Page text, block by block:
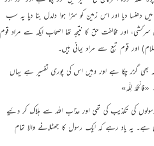
دھنسا دیا اور اس زمین کو سڑا ہوا دلدل بنا دیا یہ سب
اور مخالفت حق کا نتیجہ تھا اصحاب ایکہ سے مراد قوم
اور قوم تبع سے مراد یمانی ہیں۔
بھی گزر چکا ہے اور وہیں اس کی پوری تفسیر ہے یہاں
«فالْحَمْدُ لِلَّـه»
کی تکذیب کی تھی اور عذاب اللہ سے ہلاک کر دئیے
ہے۔ یہ یاد رہے کہ ایک رسول کا جھٹلانے والا تمام